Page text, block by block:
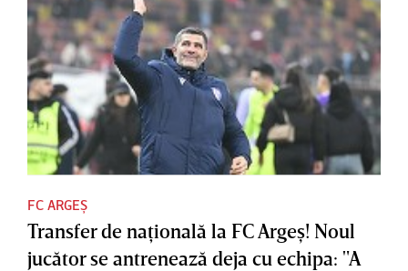
FC ARGEȘ
Transfer de naţională la FC Argeş! Noul
jucător se antrenează deja cu echipa: "A